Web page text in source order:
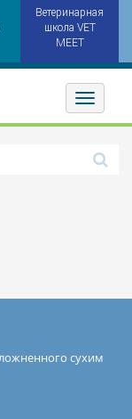
Ветеринарная
школа VET
MEET
Toggler
сухим